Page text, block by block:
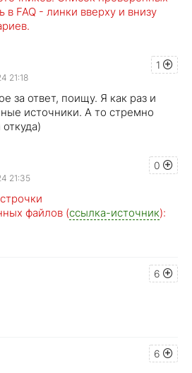
в FAQ - линки вверху и внизу
1
21:18
за ответ, поищу. Я как раз и
источники. А то стремно
0
21:35
файлов (ссылка-источник):
6
6